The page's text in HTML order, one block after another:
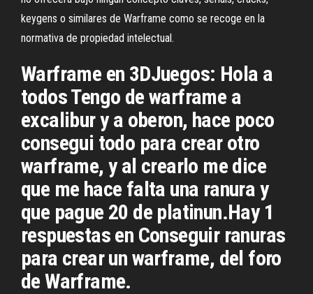
keygens o similares de Warframe como se recoge en la
normativa de propiedad intelectual.
Warframe en 3DJuegos: Hola a
todos Tengo de warframe a
excalibur y a oberon, hace poco
consegui todo para crear otro
warframe, y al crearlo me dice
que me hace falta una ranura y
que pague 20 de platinun.Hay 1
respuestas en Conseguir ranuras
para crear un warframe, del foro
de Warframe.